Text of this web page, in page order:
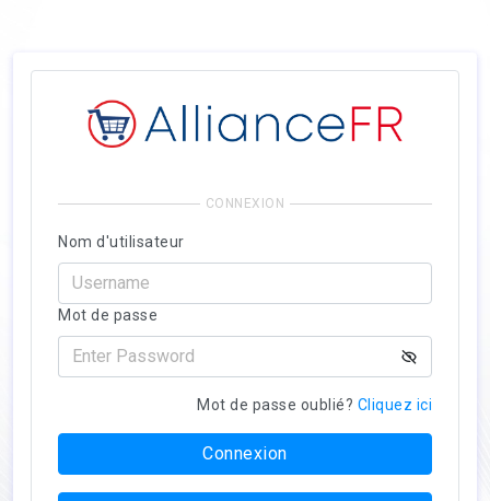
CONNEXION
Nom d'utilisateur
Mot de passe
Mot de passe oublié? Cliquez ici